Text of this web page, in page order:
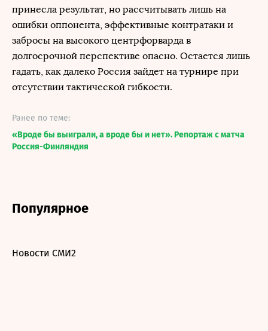
принесла результат, но рассчитывать лишь на
ошибки оппонента, эффективные контратаки и
забросы на высокого центрфорварда в
долгосрочной перспективе опасно. Остается лишь
гадать, как далеко Россия зайдет на турнире при
отсутствии тактической гибкости.
Ранее по теме:
«Вроде бы выиграли, а вроде бы и нет». Репортаж с матча
Россия-Финляндия
Популярное
Новости СМИ2